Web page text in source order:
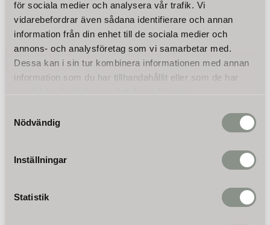
för sociala medier och analysera vår trafik. Vi
vidarebefordrar även sådana identifierare och annan
information från din enhet till de sociala medier och
annons- och analysföretag som vi samarbetar med.
Dessa kan i sin tur kombinera informationen med annan
information som du har tillhandahållit eller som de har
Nödvändig
Inställningar
Statistik
Självsugande till max.: 2 m
Slangdiameter: 1" (25 mm)
Mått: 46 x 28 x 47 cm
Ej lämplig för: bensin eller brandfarliga ämnen
Läs mer
Omdömen